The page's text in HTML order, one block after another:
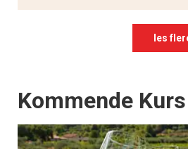
les
Events
Kommende Kurs